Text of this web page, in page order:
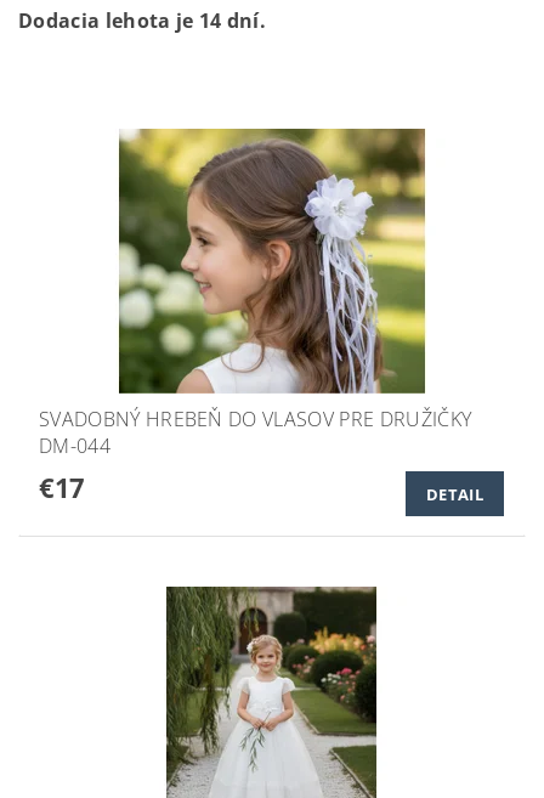
Dodacia lehota je 14 dní.
SVADOBNÝ HREBEŇ DO VLASOV PRE DRUŽIČKY
DM-044
€17 DETAIL